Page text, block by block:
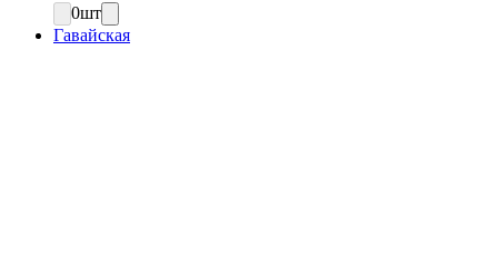
0шт
Гавайская